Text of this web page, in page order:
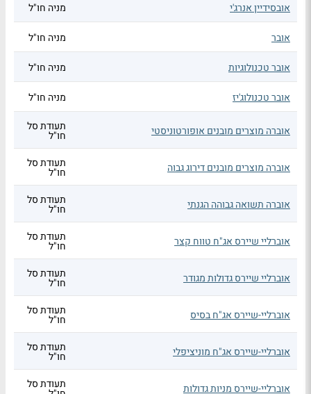
אובסידיין אנרג'י מניה חו"ל
אובר מניה חו"ל
אובר טכנולוגיות מניה חו"ל
אובר טכנולוג'יז מניה חו"ל
אוברה מוצרים מובנים אופורטוניסטי תעודת סל
חו"ל
אוברה מוצרים מובנים דירוג גבוה תעודת סל
חו"ל
אוברה תשואה גבוהה הגנתי תעודת סל
חו"ל
אוברליי שיירס אג"ח טווח קצר תעודת סל
חו"ל
אוברליי שיירס גדולות מגודר תעודת סל
חו"ל
אוברליי-שיירס אג"ח בסיס תעודת סל
חו"ל
אוברליי-שיירס אג"ח מוניציפלי תעודת סל
חו"ל
אוברליי-שיירס מניות גדולות תעודת סל